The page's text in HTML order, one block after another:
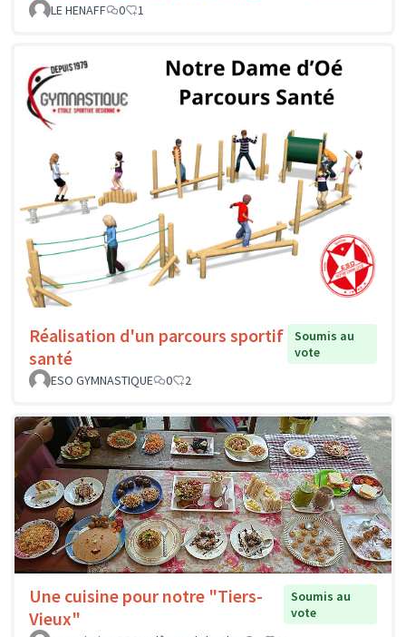
LE HENAFF
0 1
Réalisation d'un parcours sportif
santé
Soumis au
vote
ESO GYMNASTIQUE
0 2
Une cuisine pour notre "Tiers-
Vieux"
Soumis au
vote